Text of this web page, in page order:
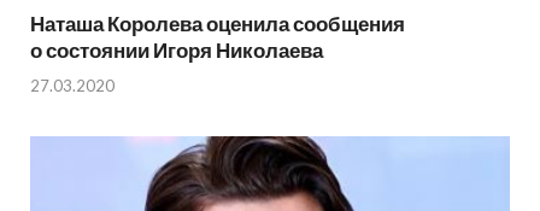
Наташа Королева оценила сообщения
о состоянии Игоря Николаева
27.03.2020